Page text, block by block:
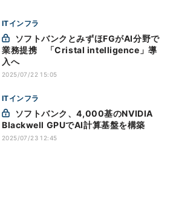
ITインフラ
業務提携 「Cristal intelligence」導
入へ
2025/07/22 15:05
ITインフラ
Blackwell GPUでAI計算基盤を構築
2025/07/23 12:45